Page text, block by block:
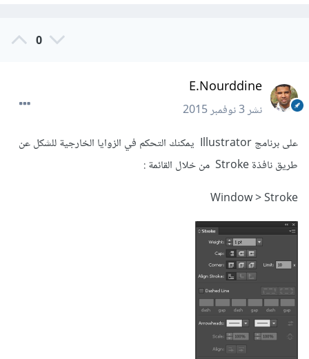
0
E.Nourddine
نشر3 نوفمبر 2015
على برنامج Illustrator يمكنك التحكم في الزوايا الخارجية للشكل عن
طريق نافذة Stroke من خلال القائمة :
Window > Stroke